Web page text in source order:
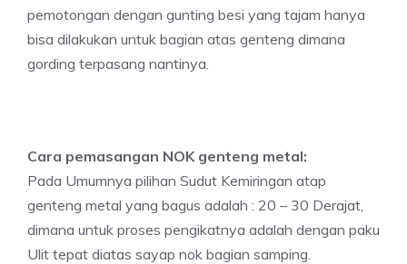
pemotongan dengan gunting besi yang tajam hanya
bisa dilakukan untuk bagian atas genteng dimana
gording terpasang nantinya.
Cara pemasangan NOK genteng metal:
Pada Umumnya pilihan Sudut Kemiringan atap
genteng metal yang bagus adalah : 20 – 30 Derajat,
dimana untuk proses pengikatnya adalah dengan paku
Ulit tepat diatas sayap nok bagian samping.